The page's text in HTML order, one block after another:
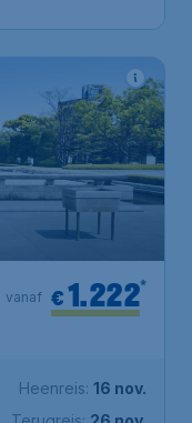
€1.222*
vanaf
Heenreis: 16 nov.